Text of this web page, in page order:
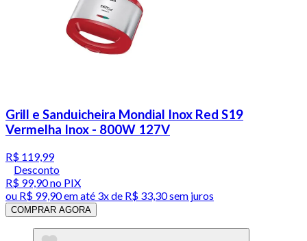
Grill e Sanduicheira Mondial Inox Red S19
Vermelha Inox - 800W 127V
R$ 119,99
Desconto
R$ 99,90no PIX
ou R$ 99,90em até 3x de R$ 33,30 sem juros
COMPRAR AGORA